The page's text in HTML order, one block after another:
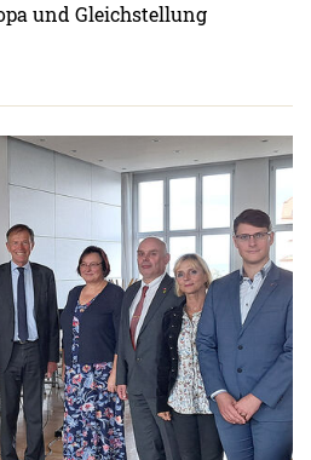
und Gleichstellung